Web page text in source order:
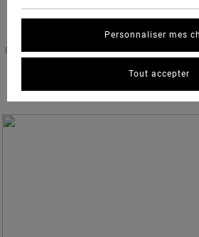
MADE FROM 100% NON-NANO, REEF-SAFE
PROVIDES MAXIMUM UVA/UVB BROAD-
CONTAINS 150 MG. OF FULL-SPECTRUM CANNABIDIOL
ENRICHED WITH PHYTO-ACTIVE NUTRIENTS,
CANNABIDIOL (CBD).
Personnaliser mes
Tout accepter